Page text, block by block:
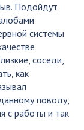
Подойдут
системы
соседи,
как
поводу,
с работы и так